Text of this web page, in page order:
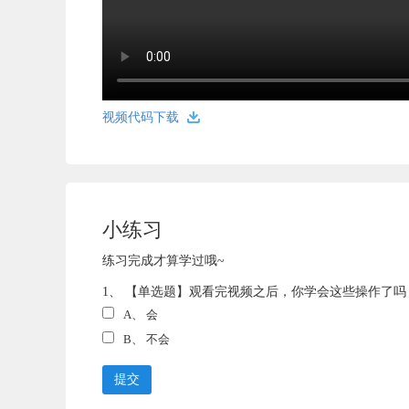
视频代码下载
小练习
练习完成才算学过哦~
1、 【单选题】观看完视频之后，你学会这些操作了吗
A、 会
B、 不会
提交